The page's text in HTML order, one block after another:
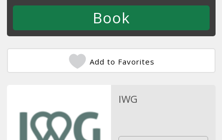
Add to Favorites
IWG